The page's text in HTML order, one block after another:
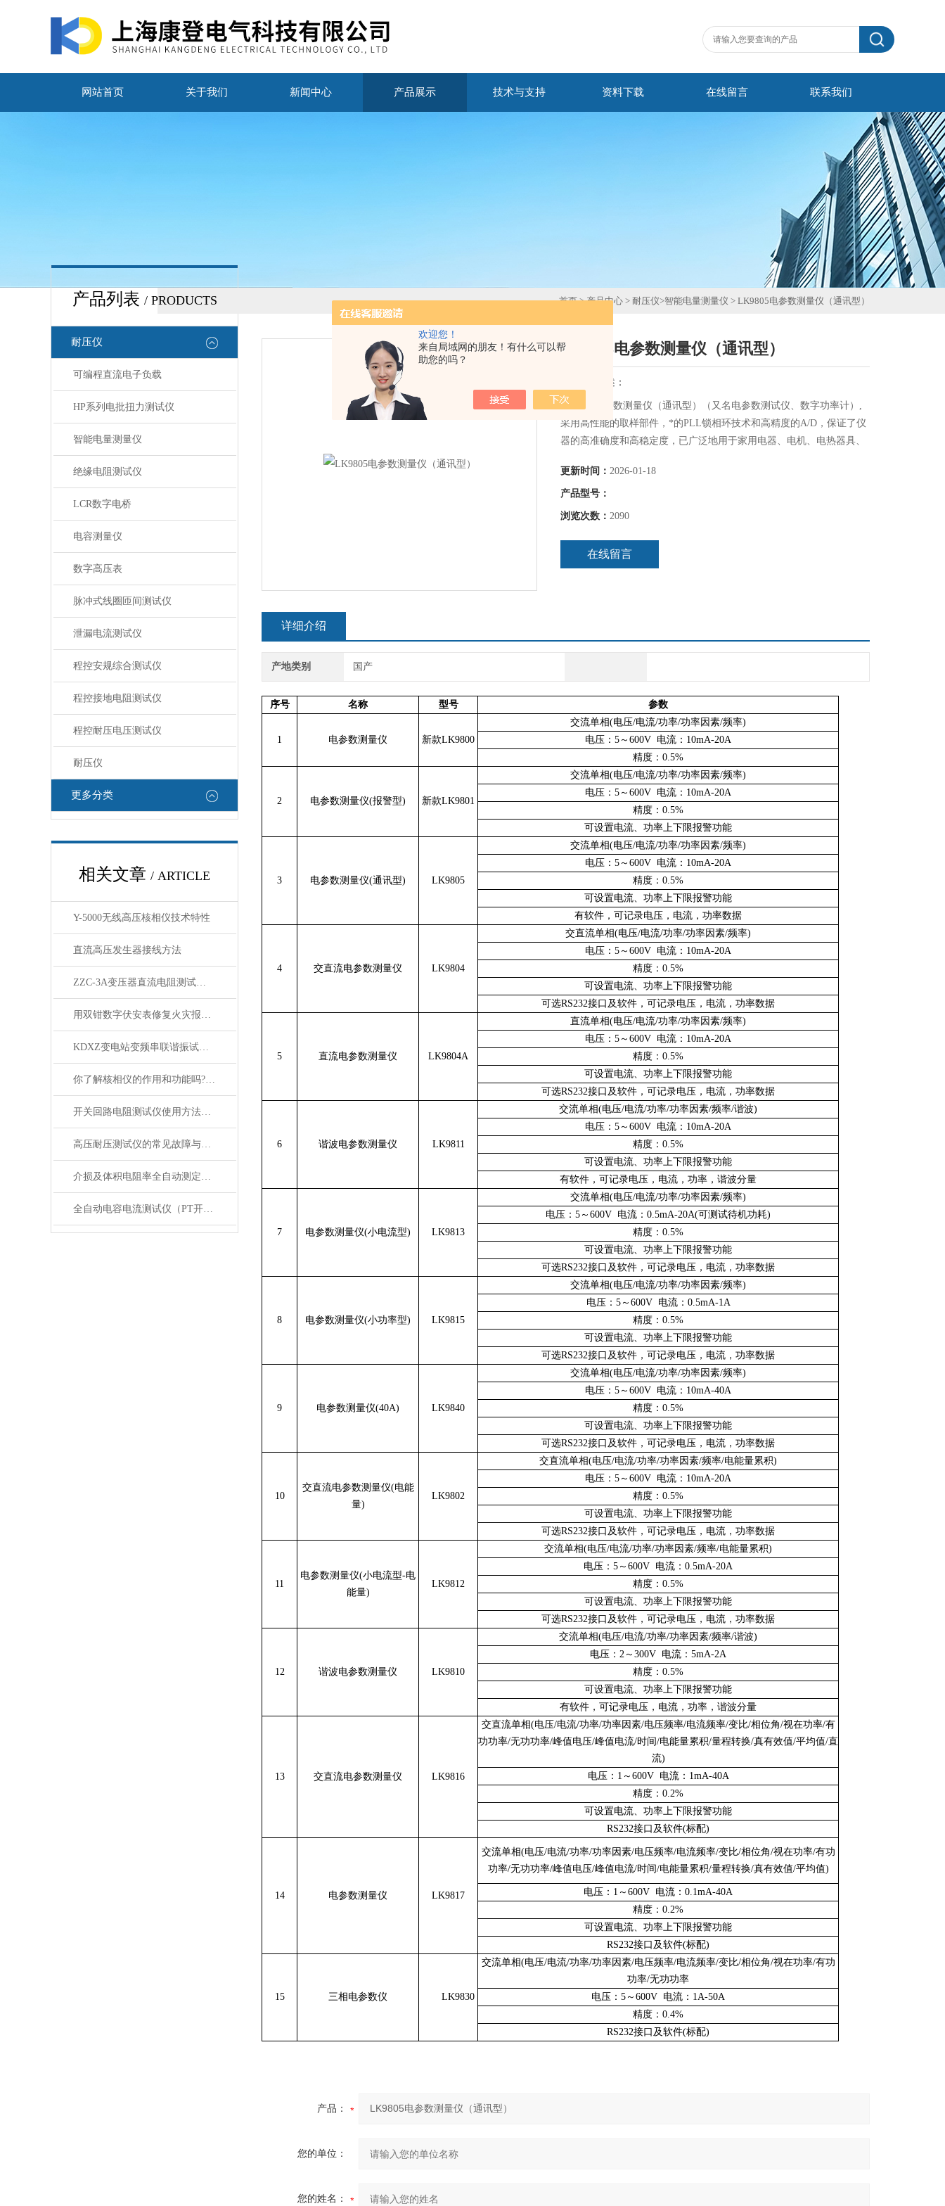
欢迎您！
来自局域网的朋友！有什么可以帮
助您的吗？
网站首页 关于我们 新闻中心 产品展示 技术与支持 资料下载 在线留言 联系我们
产品列表 / PRODUCTS
耐压仪
可编程直流电子负载
HP系列电批扭力测试仪
智能电量测量仪
绝缘电阻测试仪
LCR数字电桥
电容测量仪
数字高压表
脉冲式线圈匝间测试仪
泄漏电流测试仪
程控安规综合测试仪
程控接地电阻测试仪
程控耐压电压测试仪
耐压仪
更多分类
相关文章 / ARTICLE
Y-5000无线高压核相仪技术特性
直流高压发生器接线方法
ZZC-3A变压器直流电阻测试仪使用方法
用双钳数字伏安表修复火灾报警系统中的接地
KDXZ变电站变频串联谐振试验装置技术参数
你了解核相仪的作用和功能吗?使用核相仪要注意哪些事项?
开关回路电阻测试仪使用方法和注意事项
高压耐压测试仪的常见故障与排除方法
介损及体积电阻率全自动测定仪的性能特点
全自动电容电流测试仪（PT开口三角）工作原理
首页>产品中心 > 耐压仪>智能电量测量仪 > LK9805电参数测量仪（通讯型）
LK9805电参数测量仪（通讯型）
简要描述：
LK9805电参数测量仪（通讯型）（又名电参数测试仪、数字功率计）,
采用高性能的取样部件，*的PLL锁相环技术和高精度的A/D，保证了仪
器的高准确度和高稳定度，已广泛地用于家用电器、电机、电热器具、
加，交流、直流电参数小功率、大功率单相、三相电参数谐波电参数满
足多功能测试需要
更新时间： 2026-01-18
产品型号：
浏览次数： 2090
在线留言
详细介绍
产地类别 国产
序号 名称 型号 参数
1 电参数测量仪 新款LK9800
交流单相(电压/电流/功率/功率因素/频率)
电压：5～600V 电流：10mA-20A
精度：0.5%
2 电参数测量仪(报警型) 新款LK9801
交流单相(电压/电流/功率/功率因素/频率)
电压：5～600V 电流：10mA-20A
精度：0.5%
可设置电流、功率上下限报警功能
3 电参数测量仪(通讯型) LK9805
交流单相(电压/电流/功率/功率因素/频率)
电压：5～600V 电流：10mA-20A
精度：0.5%
可设置电流、功率上下限报警功能
有软件，可记录电压，电流，功率数据
4 交直流电参数测量仪 LK9804
交直流单相(电压/电流/功率/功率因素/频率)
电压：5～600V 电流：10mA-20A
精度：0.5%
可设置电流、功率上下限报警功能
可选RS232接口及软件，可记录电压，电流，功率数据
5 直流电参数测量仪 LK9804A
直流单相(电压/电流/功率/功率因素/频率)
电压：5～600V 电流：10mA-20A
精度：0.5%
可设置电流、功率上下限报警功能
可选RS232接口及软件，可记录电压，电流，功率数据
6 谐波电参数测量仪 LK9811
交流单相(电压/电流/功率/功率因素/频率/谐波)
电压：5～600V 电流：10mA-20A
精度：0.5%
可设置电流、功率上下限报警功能
有软件，可记录电压，电流，功率，谐波分量
7 电参数测量仪(小电流型) LK9813
交流单相(电压/电流/功率/功率因素/频率)
电压：5～600V 电流：0.5mA-20A(可测试待机功耗)
精度：0.5%
可设置电流、功率上下限报警功能
可选RS232接口及软件，可记录电压，电流，功率数据
8 电参数测量仪(小功率型) LK9815
交流单相(电压/电流/功率/功率因素/频率)
电压：5～600V 电流：0.5mA-1A
精度：0.5%
可设置电流、功率上下限报警功能
可选RS232接口及软件，可记录电压，电流，功率数据
9 电参数测量仪(40A) LK9840
交流单相(电压/电流/功率/功率因素/频率)
电压：5～600V 电流：10mA-40A
精度：0.5%
可设置电流、功率上下限报警功能
可选RS232接口及软件，可记录电压，电流，功率数据
10
交直流电参数测量仪(电能
量)
LK9802
交直流单相(电压/电流/功率/功率因素/频率/电能量累积)
电压：5～600V 电流：10mA-20A
精度：0.5%
可设置电流、功率上下限报警功能
可选RS232接口及软件，可记录电压，电流，功率数据
11
电参数测量仪(小电流型-电
能量)
LK9812
交流单相(电压/电流/功率/功率因素/频率/电能量累积)
电压：5～600V 电流：0.5mA-20A
精度：0.5%
可设置电流、功率上下限报警功能
可选RS232接口及软件，可记录电压，电流，功率数据
12 谐波电参数测量仪 LK9810
交流单相(电压/电流/功率/功率因素/频率/谐波)
电压：2～300V 电流：5mA-2A
精度：0.5%
可设置电流、功率上下限报警功能
有软件，可记录电压，电流，功率，谐波分量
13 交直流电参数测量仪 LK9816
交直流单相(电压/电流/功率/功率因素/电压频率/电流频率/变比/相位角/视在功率/有
功功率/无功功率/峰值电压/峰值电流/时间/电能量累积/量程转换/真有效值/平均值/直
流)
电压：1～600V 电流：1mA-40A
精度：0.2%
可设置电流、功率上下限报警功能
RS232接口及软件(标配)
14 电参数测量仪 LK9817
交流单相(电压/电流/功率/功率因素/电压频率/电流频率/变比/相位角/视在功率/有功
功率/无功功率/峰值电压/峰值电流/时间/电能量累积/量程转换/真有效值/平均值)
电压：1～600V 电流：0.1mA-40A
精度：0.2%
可设置电流、功率上下限报警功能
RS232接口及软件(标配)
15 三相电参数仪 LK9830
交流单相(电压/电流/功率/功率因素/电压频率/电流频率/变比/相位角/视在功率/有功
功率/无功功率
电压：5～600V 电流：1A-50A
精度：0.4%
RS232接口及软件(标配)
产品：
您的单位：
您的姓名：